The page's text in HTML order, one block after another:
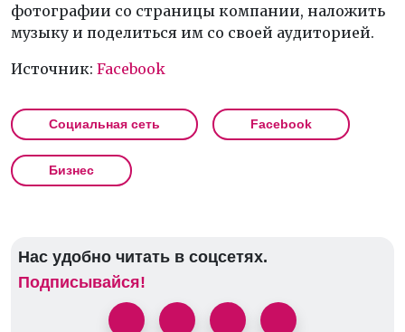
фотографии со страницы компании, наложить
музыку и поделиться им со своей аудиторией.
Источник: Facebook
Социальная сеть Facebook
Бизнес
Нас удобно читать в соцсетях.
Подписывайся!